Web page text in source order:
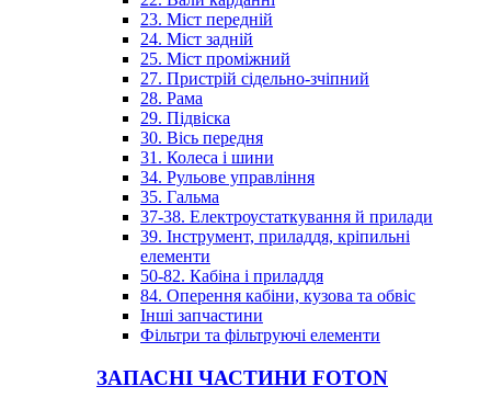
23. Міст передній
24. Міст задній
25. Міст проміжний
27. Пристрій сідельно-зчіпний
28. Рама
29. Підвіска
30. Вісь передня
31. Колеса і шини
34. Рульове управління
35. Гальма
37-38. Електроустаткування й прилади
39. Інструмент, приладдя, кріпильні
елементи
50-82. Кабіна і приладдя
84. Оперення кабіни, кузова та обвіс
Інші запчастини
Фільтри та фільтруючі елементи
ЗАПАСНІ ЧАСТИНИ FOTON